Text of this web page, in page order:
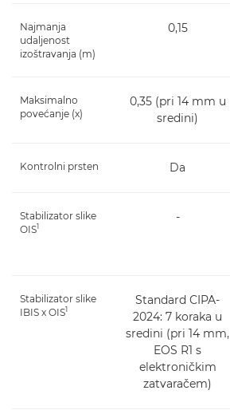
Najmanja
udaljenost
izoštravanja (m)
0,15
Maksimalno
povećanje (x)
0,35 (pri 14 mm u
sredini)
Kontrolni prsten Da
Stabilizator slike
OIS1
-
Stabilizator slike
IBIS x OIS1
Standard CIPA-
2024: 7 koraka u
sredini (pri 14 mm,
EOS R1 s
elektroničkim
zatvaračem)